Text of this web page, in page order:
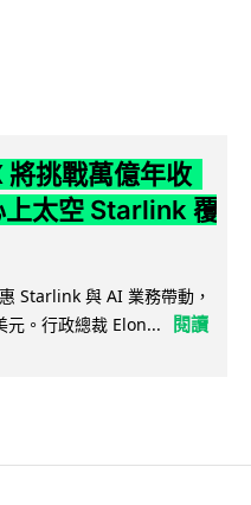
挑戰萬億年收
太空 Starlink 覆
Starlink 與 AI 業務帶動，
元。行政總裁 Elon...
閱讀